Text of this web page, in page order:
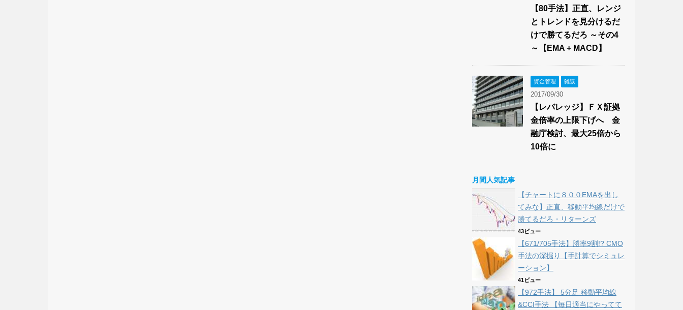
【80手法】正直、レンジ
とトレンドを見分けるだ
けで勝てるだろ ～その4
～【EMA + MACD】
資金管理 雑談
2017/09/30
【レバレッジ】ＦＸ証拠
金倍率の上限下げへ 金
融庁検討、最大25倍から
10倍に
月間人気記事
【チャートに８００EMAを出し
てみな】正直、移動平均線だけで
勝てるだろ・リターンズ
43ビュー
【671/705手法】勝率9割!? CMO
手法の深掘り【手計算でシミュレ
ーション】
41ビュー
【972手法】 5分足 移動平均線
&CCI手法 【毎日適当にやってて